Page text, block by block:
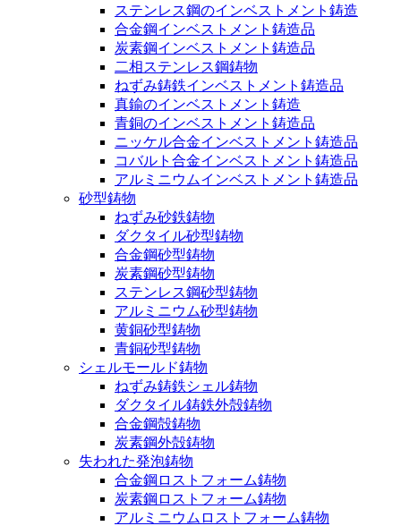
ステンレス鋼のインベストメント鋳造
合金鋼インベストメント鋳造品
炭素鋼インベストメント鋳造品
二相ステンレス鋼鋳物
ねずみ鋳鉄インベストメント鋳造品
真鍮のインベストメント鋳造
青銅のインベストメント鋳造品
ニッケル合金インベストメント鋳造品
コバルト合金インベストメント鋳造品
アルミニウムインベストメント鋳造品
砂型鋳物
ねずみ砂鉄鋳物
ダクタイル砂型鋳物
合金鋼砂型鋳物
炭素鋼砂型鋳物
ステンレス鋼砂型鋳物
アルミニウム砂型鋳物
黄銅砂型鋳物
青銅砂型鋳物
シェルモールド鋳物
ねずみ鋳鉄シェル鋳物
ダクタイル鋳鉄外殻鋳物
合金鋼殻鋳物
炭素鋼外殻鋳物
失われた発泡鋳物
合金鋼ロストフォーム鋳物
炭素鋼ロストフォーム鋳物
アルミニウムロストフォーム鋳物